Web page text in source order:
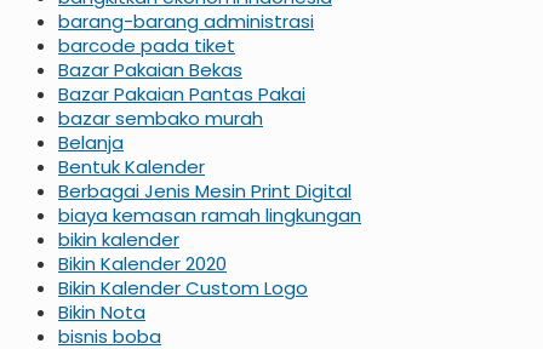
barang-barang administrasi
barcode pada tiket
Bazar Pakaian Bekas
Bazar Pakaian Pantas Pakai
bazar sembako murah
Belanja
Bentuk Kalender
Berbagai Jenis Mesin Print Digital
biaya kemasan ramah lingkungan
bikin kalender
Bikin Kalender 2020
Bikin Kalender Custom Logo
Bikin Nota
bisnis boba